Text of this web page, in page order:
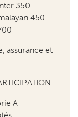
350
450
assurance et
A